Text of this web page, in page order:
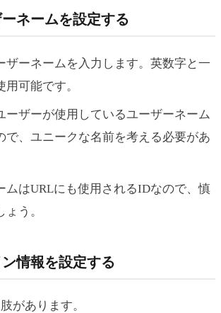
ネームを設定する
ザーネームを入力します。英数字と一
可能です。
ーザーが使用しているユーザーネーム
で、ユニークな名前を考える必要があ
ムはURLにも使用されるIDなので、慎
う。
情報を設定する
があります。